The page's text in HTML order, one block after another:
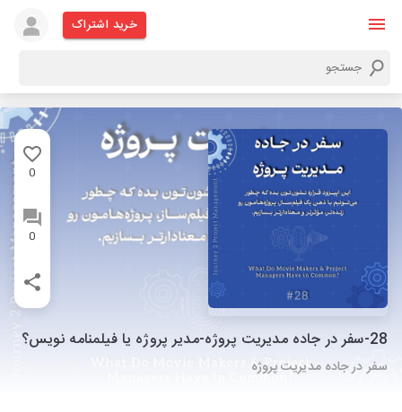
خرید اشتراک
0
0
28-سفر در جاده مدیریت پروژه-مدیر پروژه یا فیلمنامه نویس؟
سفر در جاده مدیریت پروژه